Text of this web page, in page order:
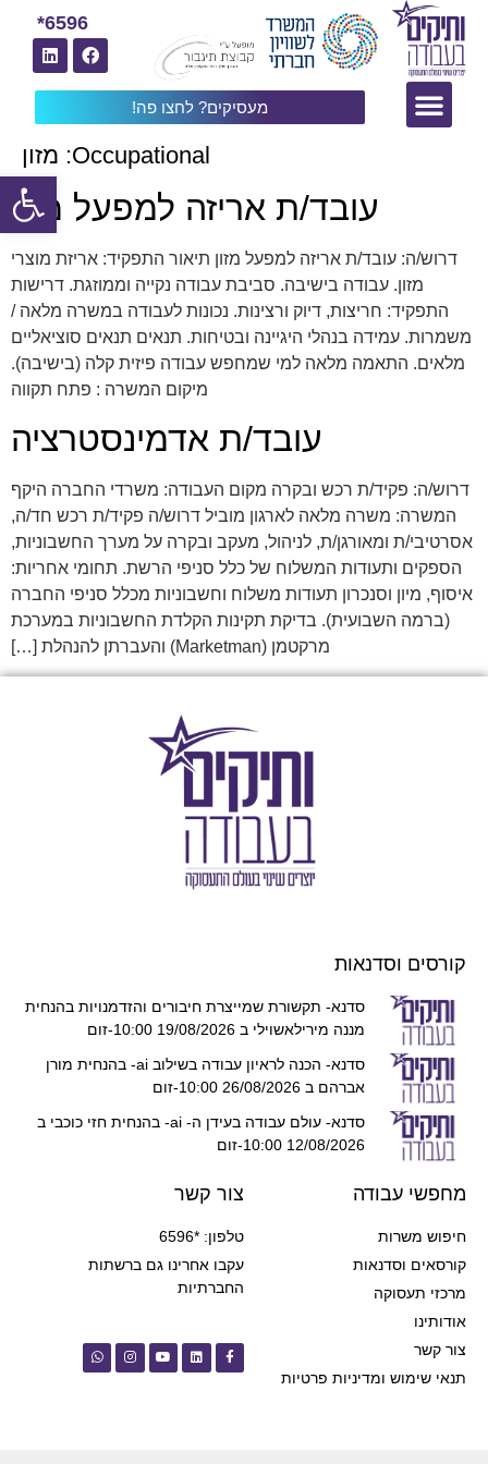
מעסיקים? לחצו פה!
6596*
Occupational: מזון
עובד/ת אריזה למפעל מזון
דרוש/ה: עובד/ת אריזה למפעל מזון תיאור התפקיד: אריזת מוצרי
מזון. עבודה בישיבה. סביבת עבודה נקייה וממוזגת. דרישות
התפקיד: חריצות, דיוק ורצינות. נכונות לעבודה במשרה מלאה /
משמרות. עמידה בנהלי היגיינה ובטיחות. תנאים תנאים סוציאליים
מלאים. התאמה מלאה למי שמחפש עבודה פיזית קלה (בישיבה).
מיקום המשרה : פתח תקווה
עובד/ת אדמינסטרציה
דרוש/ה: פקיד/ת רכש ובקרה מקום העבודה: משרדי החברה היקף
המשרה: משרה מלאה לארגון מוביל דרוש/ה פקיד/ת רכש חד/ה,
אסרטיבי/ת ומאורגן/ת, לניהול, מעקב ובקרה על מערך החשבוניות,
הספקים ותעודות המשלוח של כלל סניפי הרשת. תחומי אחריות:
איסוף, מיון וסנכרון תעודות משלוח וחשבוניות מכלל סניפי החברה
(ברמה השבועית). בדיקת תקינות הקלדת החשבוניות במערכת
מרקטמן (Marketman) והעברתן להנהלת […]
קורסים וסדנאות
סדנא- תקשורת שמייצרת חיבורים והזדמנויות בהנחית
מננה מירילאשוילי ב 19/08/2026 10:00-זום
סדנא- הכנה לראיון עבודה בשילוב ai- בהנחית מורן
אברהם ב 26/08/2026 10:00-זום
סדנא- עולם עבודה בעידן ה- ai- בהנחית חזי כוכבי ב
12/08/2026 10:00-זום
מחפשי עבודה
חיפוש משרות
קורסאים וסדנאות
מרכזי תעסוקה
אודותינו
צור קשר
תנאי שימוש ומדיניות פרטיות
צור קשר
טלפון: *6596
עקבו אחרינו גם ברשתות
החברתיות